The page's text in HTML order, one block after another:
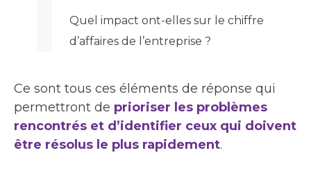
Quel impact ont-elles sur le chiffre
d’affaires de l’entreprise ?
Ce sont tous ces éléments de réponse qui
permettront de prioriser les problèmes
rencontrés et d’identifier ceux qui doivent
être résolus le plus rapidement.